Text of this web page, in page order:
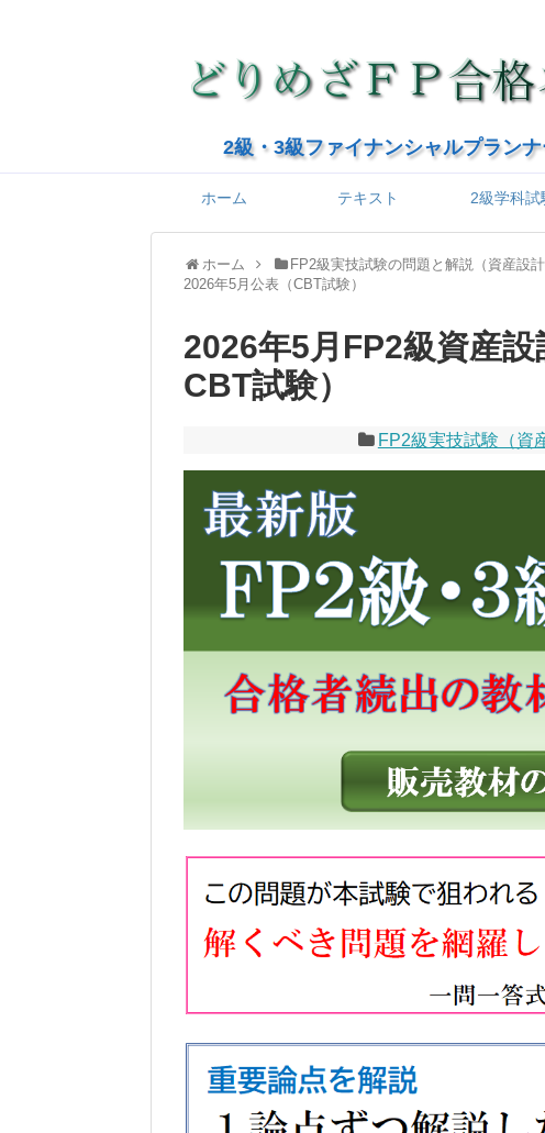
2級・3級ファイナンシャルプラン
ホーム テキスト 2級学科試
ホーム FP2級実技試験の問題と解説（資産設計
2026年5月公表（CBT試験）
2026年5月FP2級資産設
CBT試験）
FP2級実技試験（資